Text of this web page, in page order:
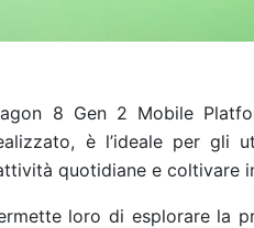
8 Gen 2 Mobile
è l’ideale per gli
quotidiane e coltivare
loro di esplorare la